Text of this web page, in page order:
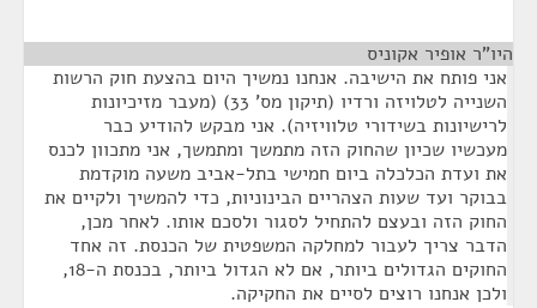
היו"ר אופיר אקוניס
אני פותח את הישיבה. אנחנו נמשיך היום בהצעת חוק הרשות
השנייה לטלויזה ורדיו (תיקון מס' 33) (מעבר מזיכיונות
לרישיונות בשידורי טלוויזיה). אני מבקש להודיע כבר
מעכשיו שכיון שהחוק הזה מתמשך ומתמשך, אני מתכוון לכנס
את ועדת הכלכלה ביום חמישי בתל-אביב משעה מוקדמת
בבוקר ועד שעות הצהריים הבינוניות, כדי להמשיך ולקיים את
החוק הזה ובעצם להתחיל לסגור ולסכם אותו. לאחר מכן,
הדבר צריך לעבור למחלקה המשפטית של הכנסת. זה אחד
החוקים הגדולים ביותר, אם לא הגדול ביותר, בכנסת ה-18,
ולכן אנחנו רוצים לסיים את החקיקה.